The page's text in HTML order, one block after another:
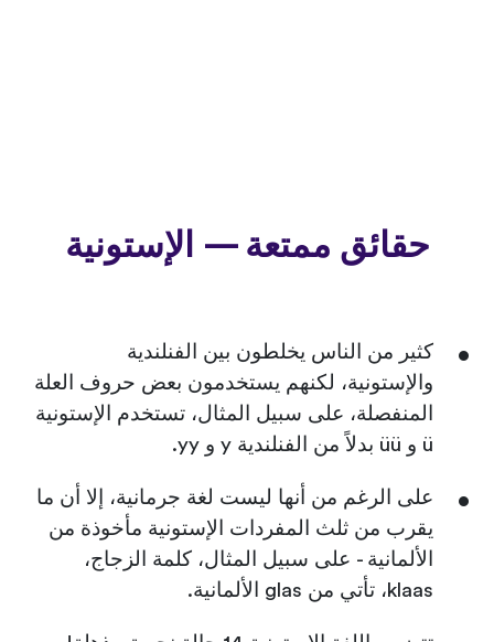
حقائق ممتعة — الإستونية
كثير من الناس يخلطون بين الفنلندية
والإستونية، لكنهم يستخدمون بعض حروف العلة
المنفصلة، على سبيل المثال، تستخدم الإستونية
ü و üü بدلاً من الفنلندية y و yy.
على الرغم من أنها ليست لغة جرمانية، إلا أن ما
يقرب من ثلث المفردات الإستونية مأخوذة من
الألمانية - على سبيل المثال، كلمة الزجاج،
klaas، تأتي من glas الألمانية.